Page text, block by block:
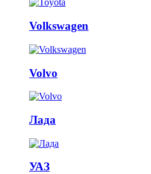
Volkswagen
Volvo
Лада
УАЗ